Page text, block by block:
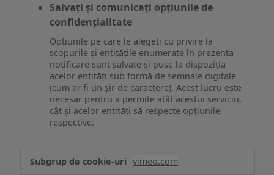
Salvați și comunicați opțiunile de
confidențialitate
Opțiunile pe care le alegeți cu privire la
scopurile și entitățile enumerate în prezenta
notificare sunt salvate și puse la dispoziția
acelor entități sub formă de semnale digitale
(cum ar fi un șir de caractere). Acest lucru este
necesar pentru a permite atât acestui serviciu,
cât și acelor entități să respecte opțiunile
respective.
funcționalităților
vimeo.com